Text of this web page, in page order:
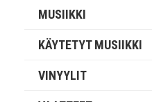
MUSIIKKI
KÄYTETYT MUSIIKKI
VINYYLIT